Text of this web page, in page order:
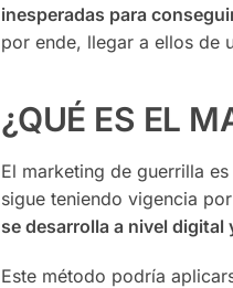
inesperadas para
por ende, llegar a ellos de
¿QUÉ ES EL
El marketing de guerrilla
sigue teniendo vigencia
se desarrolla a nivel digital
Este método podría